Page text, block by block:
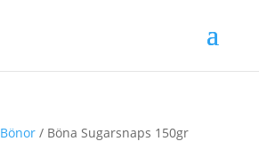
Bönor/ Böna Sugarsnaps 150gr